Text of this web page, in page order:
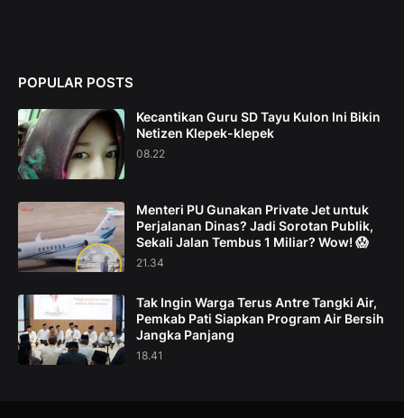
POPULAR POSTS
Kecantikan Guru SD Tayu Kulon Ini Bikin
Netizen Klepek-klepek
08.22
Menteri PU Gunakan Private Jet untuk
Perjalanan Dinas? Jadi Sorotan Publik,
Sekali Jalan Tembus 1 Miliar? Wow! 😱
21.34
Tak Ingin Warga Terus Antre Tangki Air,
Pemkab Pati Siapkan Program Air Bersih
Jangka Panjang
18.41